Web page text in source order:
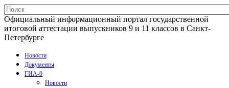
Официальный информационный портал государственной
итоговой аттестации выпускников 9 и 11 классов в Санкт-
Петербурге
Новости
Документы
ГИА-9
Новости